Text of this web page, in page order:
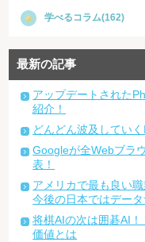
学べるコラム(162)
最新の記事
アップデートされた
紹介！
どんどん波及してい
Googleが全Webブラ
表！
アメリカで最も良い
今後の日本ではデー
将棋AIの次は囲碁AI
価値とは